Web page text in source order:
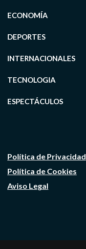
ECONOMÍA
DEPORTES
INTERNACIONALES
TECNOLOGIA
ESPECTÁCULOS
Política de Privacidad
Política de Cookies
Aviso Legal